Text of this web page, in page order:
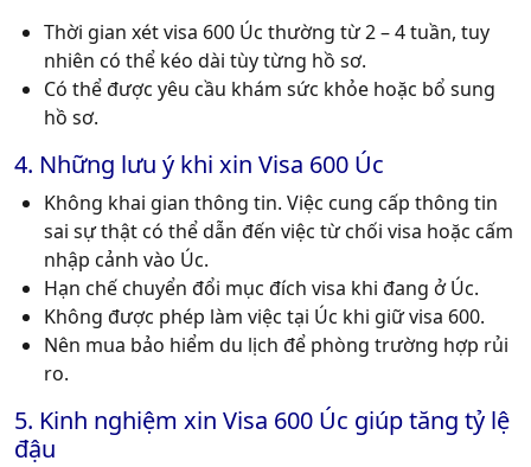
Thời gian xét visa 600 Úc thường từ 2 – 4 tuần, tuy
nhiên có thể kéo dài tùy từng hồ sơ.
Có thể được yêu cầu khám sức khỏe hoặc bổ sung
hồ sơ.
4. Những lưu ý khi xin Visa 600 Úc
Không khai gian thông tin. Việc cung cấp thông tin
sai sự thật có thể dẫn đến việc từ chối visa hoặc cấm
nhập cảnh vào Úc.
Hạn chế chuyển đổi mục đích visa khi đang ở Úc.
Không được phép làm việc tại Úc khi giữ visa 600.
Nên mua bảo hiểm du lịch để phòng trường hợp rủi
ro.
5. Kinh nghiệm xin Visa 600 Úc giúp tăng tỷ lệ
đậu